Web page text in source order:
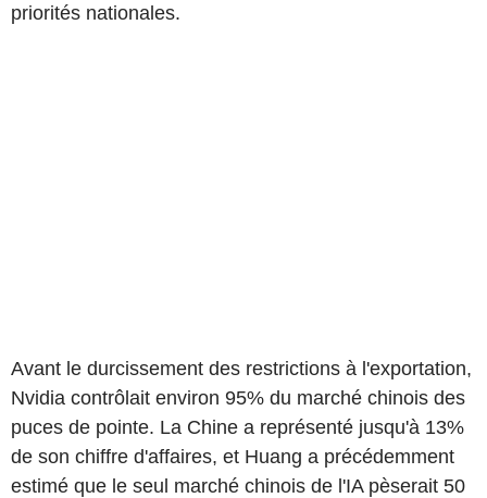
priorités nationales.
Avant le durcissement des restrictions à l'exportation,
Nvidia contrôlait environ 95% du marché chinois des
puces de pointe. La Chine a représenté jusqu'à 13%
de son chiffre d'affaires, et Huang a précédemment
estimé que le seul marché chinois de l'IA pèserait 50